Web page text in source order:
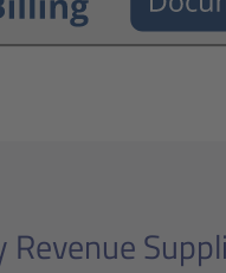
Revenue